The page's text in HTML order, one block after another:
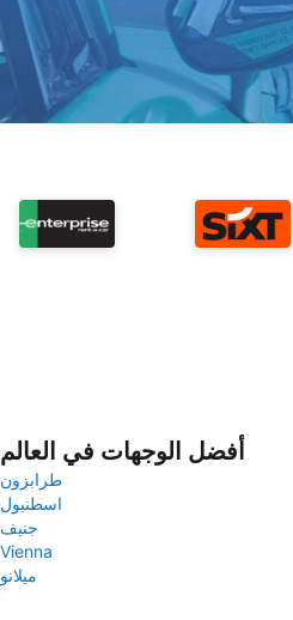
أفضل الوجهات في العالم
طرابزون
اسطنبول
جنيف
Vienna
ميلانو